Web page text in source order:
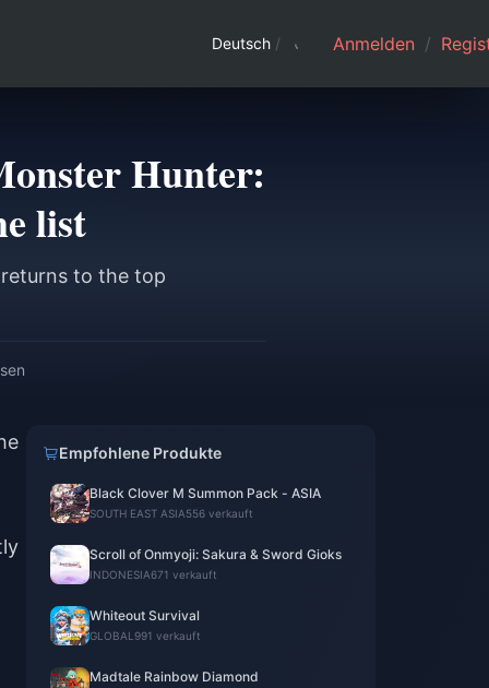
Deutsch / Anmelden /
Hunter:
list
returns to the top
Empfohlene Produkte
Black Clover M Summon Pack - ASIA
SOUTH EAST ASIA556 verkauft
Scroll of Onmyoji: Sakura & Sword Gioks
INDONESIA671 verkauft
Whiteout Survival
GLOBAL 991 verkauft
Madtale Rainbow Diamond